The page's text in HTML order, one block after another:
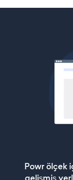
Powr ölçek